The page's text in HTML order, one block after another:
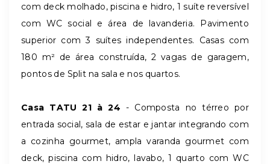
com deck molhado, piscina e hidro, 1 suíte reversível
com WC social e área de lavanderia. Pavimento
superior com 3 suítes independentes. Casas com
180 m² de área construída, 2 vagas de garagem,
pontos de Split na sala e nos quartos.
Casa TATU 21 à 24 - Composta no térreo por
entrada social, sala de estar e jantar integrando com
a cozinha gourmet, ampla varanda gourmet com
deck, piscina com hidro, lavabo, 1 quarto com WC